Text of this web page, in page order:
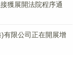
獲展開法院程序通
有限公司正在開展增